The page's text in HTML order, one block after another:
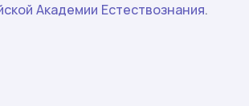
Академии Естествознания.